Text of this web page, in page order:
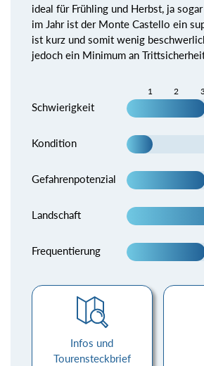
ideal für Frühling und Herbst, ja
im Jahr ist der Monte Castello ein
ist kurz und somit wenig
jedoch ein Minimum an
1 2
Schwierigkeit
Kondition
Gefahrenpotenzial
Landschaft
Frequentierung
Infos und
Tourensteckbrief